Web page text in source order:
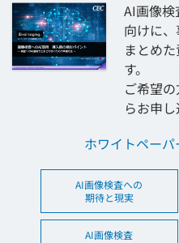
AI画像
向けに
まとめ
す。
ご希望
らお申し
ホワイトペー
AI画像検査への
期待と現実
AI画像検査